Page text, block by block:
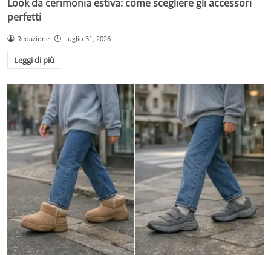
Look da cerimonia estiva: come scegliere gli accessori
perfetti
Redazione Luglio 31, 2026
Leggi di più